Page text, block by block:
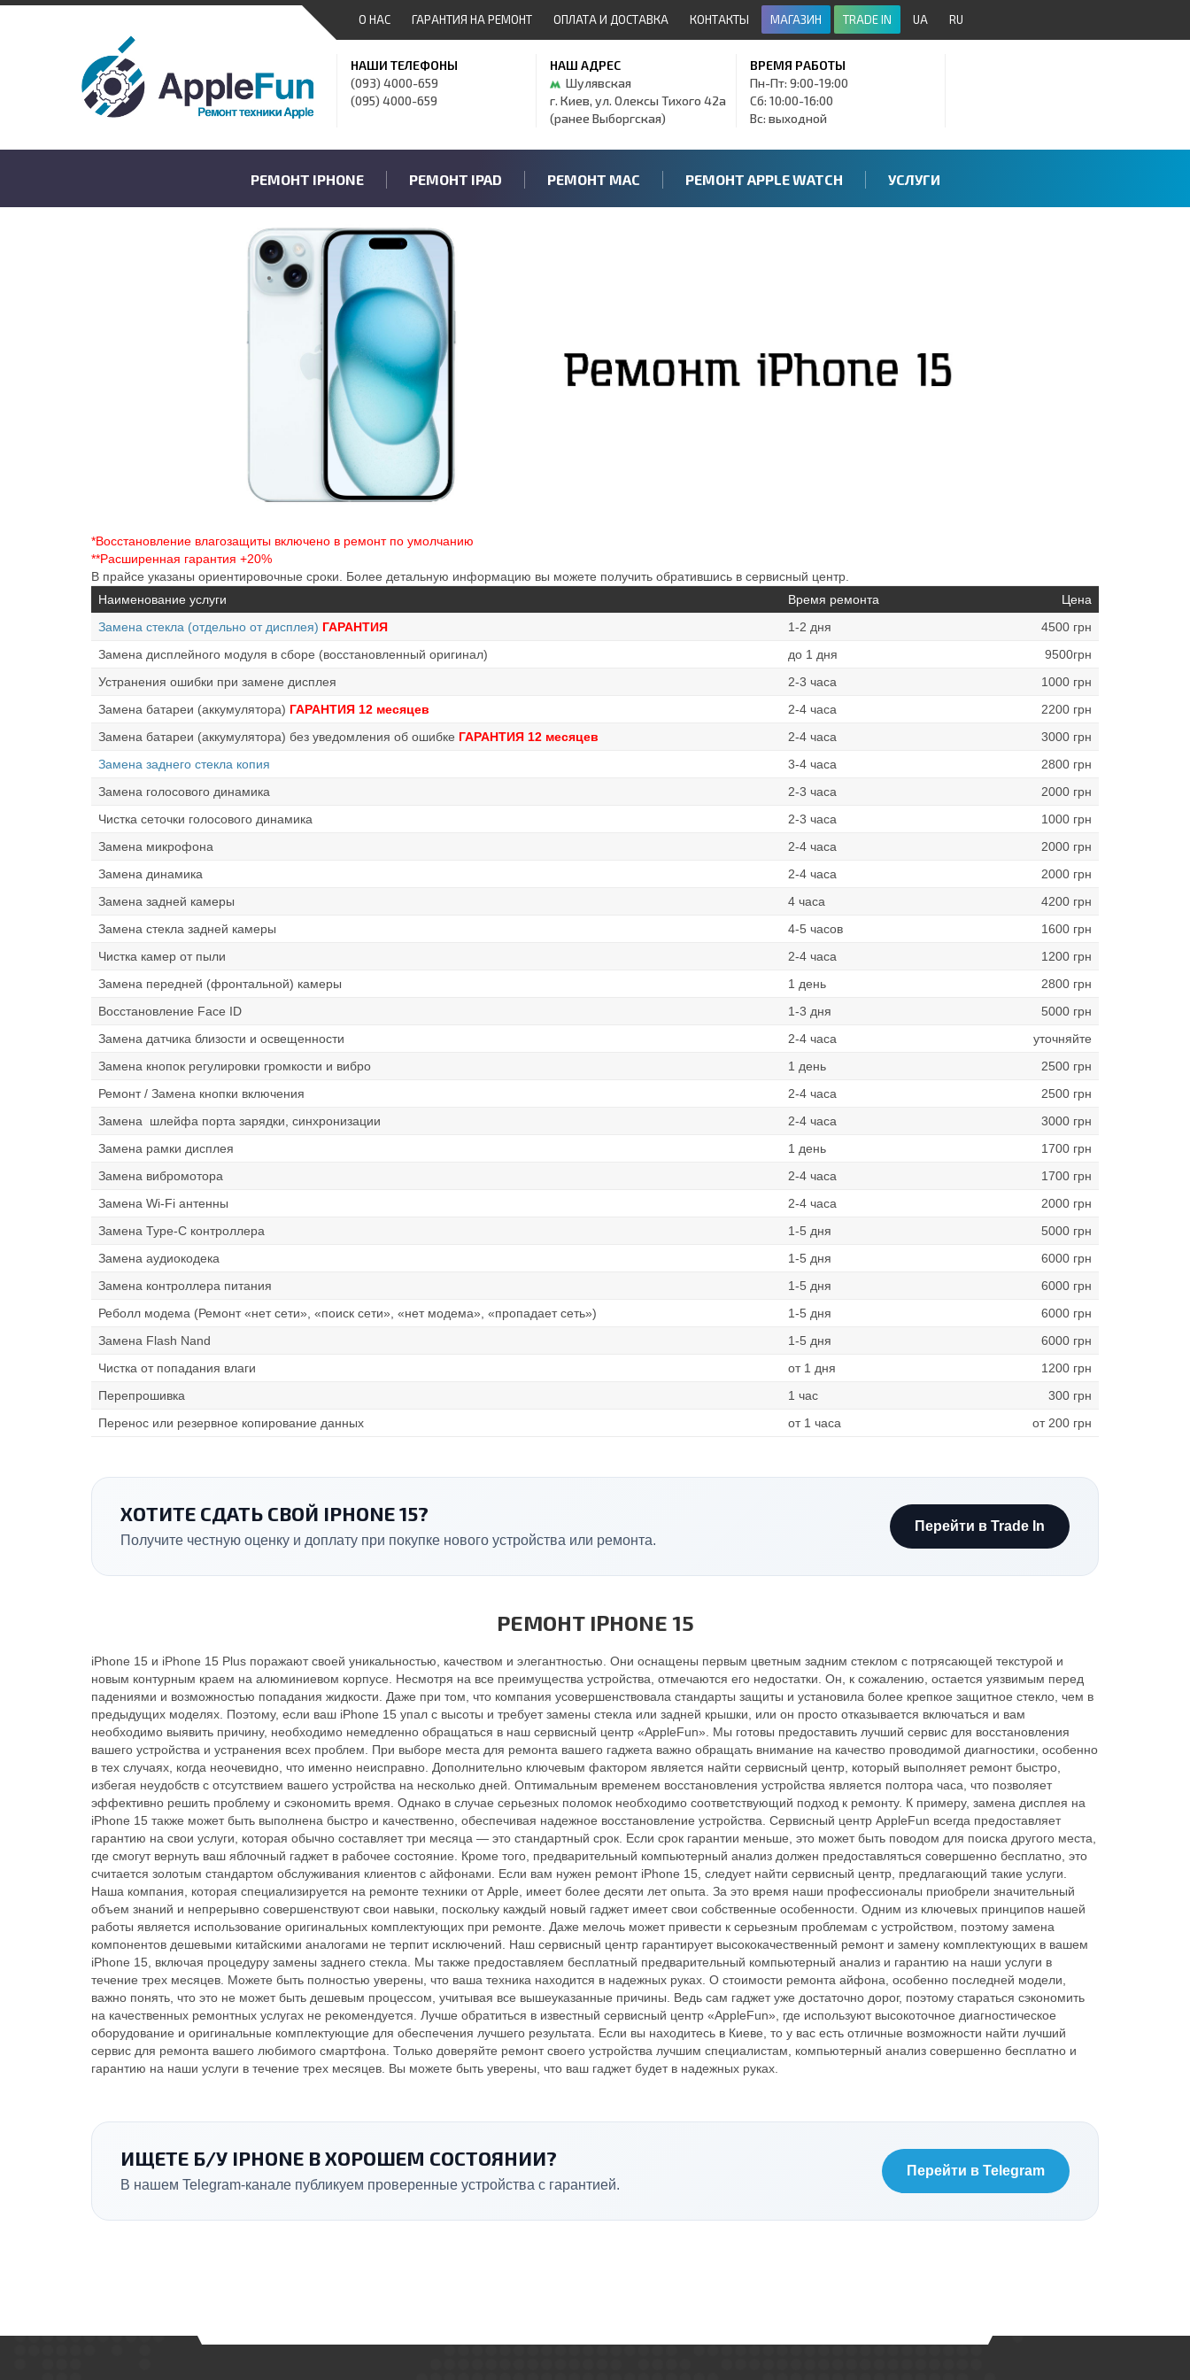
О НАС ГАРАНТИЯ НА РЕМОНТ ОПЛАТА И ДОСТАВКА КОНТАКТЫ МАГАЗИН TRADE IN UA RU
НАШИ ТЕЛЕФОНЫ
(093) 4000-659
(095) 4000-659
НАШ АДРЕС
Шулявская
г. Киев, ул. Олексы Тихого 42а
(ранее Выборгская)
ВРЕМЯ РАБОТЫ
Пн-Пт: 9:00-19:00
Сб: 10:00-16:00
Вс: выходной
РЕМОНТ IPHONE РЕМОНТ IPAD РЕМОНТ MAC РЕМОНТ APPLE WATCH УСЛУГИ
*Восстановление влагозащиты включено в ремонт по умолчанию
**Расширенная гарантия +20%
В прайсе указаны ориентировочные сроки. Более детальную информацию вы можете получить обратившись в сервисный центр.
Наименование услуги
Время ремонта
Цена
Замена стекла (отдельно от дисплея) ГАРАНТИЯ 1-2 дня
4500 грн
Замена дисплейного модуля в сборе (восстановленный оригинал)
до 1 дня
9500грн
Устранения ошибки при замене дисплея
2-3 часа
1000 грн
Замена батареи (аккумулятора) ГАРАНТИЯ 12 месяцев 2-4 часа
2200 грн
Замена батареи (аккумулятора) без уведомления об ошибке ГАРАНТИЯ 12 месяцев 2-4 часа
3000 грн
Замена заднего стекла копия
3-4 часа
2800 грн
Замена голосового динамика
2-3 часа
2000 грн
Чистка сеточки голосового динамика
2-3 часа
1000 грн
Замена микрофона
2-4 часа
2000 грн
Замена динамика
2-4 часа
2000 грн
Замена задней камеры
4 часа
4200 грн
Замена стекла задней камеры
4-5 часов
1600 грн
Чистка камер от пыли
2-4 часа
1200 грн
Замена передней (фронтальной) камеры
1 день
2800 грн
Восстановление Face ID
1-3 дня
5000 грн
Замена датчика близости и освещенности
2-4 часа
уточняйте
Замена кнопок регулировки громкости и вибро
1 день
2500 грн
Ремонт / Замена кнопки включения
2-4 часа
2500 грн
Замена шлейфа порта зарядки, синхронизации
2-4 часа
3000 грн
Замена рамки дисплея
1 день
1700 грн
Замена вибромотора
2-4 часа
1700 грн
Замена Wi-Fi антенны
2-4 часа
2000 грн
Замена Type-C контроллера
1-5 дня
5000 грн
Замена аудиокодека
1-5 дня
6000 грн
Замена контроллера питания
1-5 дня
6000 грн
Реболл модема (Ремонт «нет сети», «поиск сети», «нет модема», «пропадает сеть»)
1-5 дня
6000 грн
Замена Flash Nand
1-5 дня
6000 грн
Чистка от попадания влаги
от 1 дня
1200 грн
Перепрошивка
1 час
300 грн
Перенос или резервное копирование данных
от 1 часа от 200 грн
ХОТИТЕ СДАТЬ СВОЙ IPHONE 15?
Получите честную оценку и доплату при покупке нового устройства или ремонта.
Перейти в Trade In
РЕМОНТ IPHONE 15
iPhone 15 и iPhone 15 Plus поражают своей уникальностью, качеством и элегантностью. Они оснащены первым цветным задним стеклом с потрясающей текстурой и
новым контурным краем на алюминиевом корпусе. Несмотря на все преимущества устройства, отмечаются его недостатки. Он, к сожалению, остается уязвимым перед
падениями и возможностью попадания жидкости. Даже при том, что компания усовершенствовала стандарты защиты и установила более крепкое защитное стекло, чем в
предыдущих моделях. Поэтому, если ваш iPhone 15 упал с высоты и требует замены стекла или задней крышки, или он просто отказывается включаться и вам
необходимо выявить причину, необходимо немедленно обращаться в наш сервисный центр «AppleFun». Мы готовы предоставить лучший сервис для восстановления
вашего устройства и устранения всех проблем. При выборе места для ремонта вашего гаджета важно обращать внимание на качество проводимой диагностики, особенно
в тех случаях, когда неочевидно, что именно неисправно. Дополнительно ключевым фактором является найти сервисный центр, который выполняет ремонт быстро,
избегая неудобств с отсутствием вашего устройства на несколько дней. Оптимальным временем восстановления устройства является полтора часа, что позволяет
эффективно решить проблему и сэкономить время. Однако в случае серьезных поломок необходимо соответствующий подход к ремонту. К примеру, замена дисплея на
iPhone 15 также может быть выполнена быстро и качественно, обеспечивая надежное восстановление устройства. Сервисный центр AppleFun всегда предоставляет
гарантию на свои услуги, которая обычно составляет три месяца — это стандартный срок. Если срок гарантии меньше, это может быть поводом для поиска другого места,
где смогут вернуть ваш яблочный гаджет в рабочее состояние. Кроме того, предварительный компьютерный анализ должен предоставляться совершенно бесплатно, это
считается золотым стандартом обслуживания клиентов с айфонами. Если вам нужен ремонт iPhone 15, следует найти сервисный центр, предлагающий такие услуги.
Наша компания, которая специализируется на ремонте техники от Apple, имеет более десяти лет опыта. За это время наши профессионалы приобрели значительный
объем знаний и непрерывно совершенствуют свои навыки, поскольку каждый новый гаджет имеет свои собственные особенности. Одним из ключевых принципов нашей
работы является использование оригинальных комплектующих при ремонте. Даже мелочь может привести к серьезным проблемам с устройством, поэтому замена
компонентов дешевыми китайскими аналогами не терпит исключений. Наш сервисный центр гарантирует высококачественный ремонт и замену комплектующих в вашем
iPhone 15, включая процедуру замены заднего стекла. Мы также предоставляем бесплатный предварительный компьютерный анализ и гарантию на наши услуги в
течение трех месяцев. Можете быть полностью уверены, что ваша техника находится в надежных руках. О стоимости ремонта айфона, особенно последней модели,
важно понять, что это не может быть дешевым процессом, учитывая все вышеуказанные причины. Ведь сам гаджет уже достаточно дорог, поэтому стараться сэкономить
на качественных ремонтных услугах не рекомендуется. Лучше обратиться в известный сервисный центр «AppleFun», где используют высокоточное диагностическое
оборудование и оригинальные комплектующие для обеспечения лучшего результата. Если вы находитесь в Киеве, то у вас есть отличные возможности найти лучший
сервис для ремонта вашего любимого смартфона. Только доверяйте ремонт своего устройства лучшим специалистам, компьютерный анализ совершенно бесплатно и
гарантию на наши услуги в течение трех месяцев. Вы можете быть уверены, что ваш гаджет будет в надежных руках.
ИЩЕТЕ Б/У IPHONE В ХОРОШЕМ СОСТОЯНИИ?
В нашем Telegram-канале публикуем проверенные устройства с гарантией.
Перейти в Telegram